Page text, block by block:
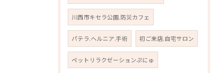
川西市キセラ公園.防災カフェ
パテラ.ヘルニア.手術 初ご来店.自宅サロン
ペットリラクゼーションぷにゅ